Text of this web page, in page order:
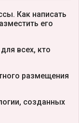
Как написать
его
всех, кто
размещения
созданных